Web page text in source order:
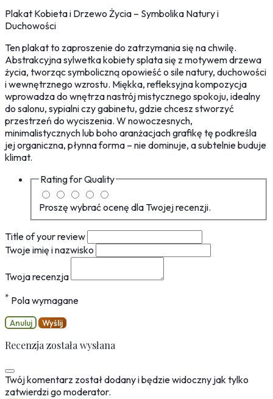
Plakat Kobieta i Drzewo Życia – Symbolika Natury i
Duchowości
Ten plakat to zaproszenie do zatrzymania się na chwilę.
Abstrakcyjna sylwetka kobiety splata się z motywem drzewa
życia, tworząc symboliczną opowieść o sile natury, duchowości
i wewnętrznego wzrostu. Miękka, refleksyjna kompozycja
wprowadza do wnętrza nastrój mistycznego spokoju, idealny
do salonu, sypialni czy gabinetu, gdzie chcesz stworzyć
przestrzeń do wyciszenia. W nowoczesnych,
minimalistycznych lub boho aranżacjach grafikę tę podkreśla
jej organiczna, płynna forma – nie dominuje, a subtelnie buduje
klimat.
Rating forQuality
Proszę wybrać ocenę dla Twojej recenzji.
Title of your review
Twoje imię i nazwisko
Twoja recenzja
* Pola wymagane
Anuluj Wyślij
Recenzja została wysłana
Twój komentarz został dodany i będzie widoczny jak tylko
zatwierdzi go moderator.